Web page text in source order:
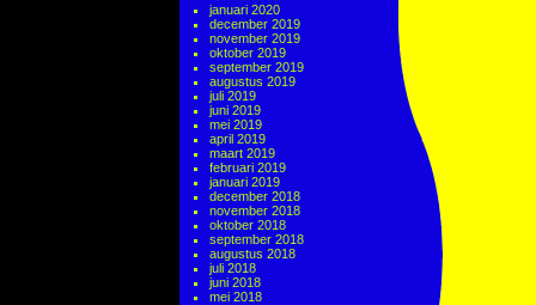
januari 2020
december 2019
november 2019
oktober 2019
september 2019
augustus 2019
juli 2019
juni 2019
mei 2019
april 2019
maart 2019
februari 2019
januari 2019
december 2018
november 2018
oktober 2018
september 2018
augustus 2018
juli 2018
juni 2018
mei 2018